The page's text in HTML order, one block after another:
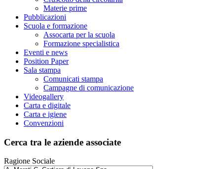
Materie prime
Pubblicazioni
Scuola e formazione
Assocarta per la scuola
Formazione specialistica
Eventi e news
Position Paper
Sala stampa
Comunicati stampa
Campagne di comunicazione
Videogallery
Carta e digitale
Carta e igiene
Convenzioni
Cerca tra le aziende associate
Ragione Sociale